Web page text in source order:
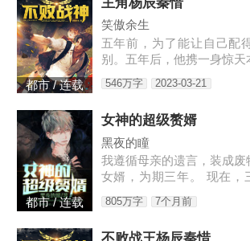
都市 / 连载
笑傲余生
五年前，为了能让自己配
别。五年后，他携一身惊天
只是归来之时，竟发现自
w4597-16544
546万字 2023-03-21
都市 / 连载
女神的超级赘婿
黑夜的瞳
我遵循母亲的遗言，装成废
女婿，为期三年。 现在，
61，等更
805万字 7个月前